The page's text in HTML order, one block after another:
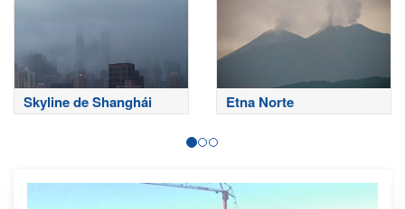
Skyline de Shanghái Etna Norte